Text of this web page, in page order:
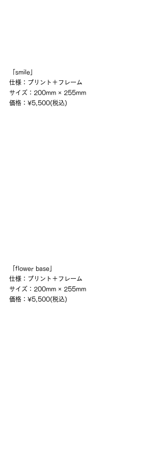
「smile」
仕様：プリント＋フレーム
サイズ：200mm × 255mm
価格：¥5,500(税込)
「flower base」
仕様：プリント＋フレーム
サイズ：200mm × 255mm
価格：¥5,500(税込)